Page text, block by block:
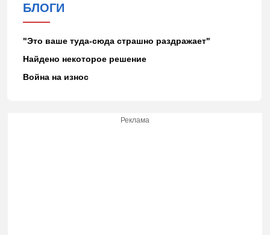
БЛОГИ
"Это ваше туда-сюда страшно раздражает"
Найдено некоторое решение
Война на износ
Реклама